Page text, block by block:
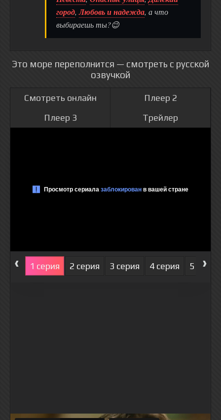
город,Любовь и надежда, а что
выбираешь ты?😉
Это море переполнится — смотреть с русской
озвучкой
Смотреть онлайн
Плеер 2
Плеер 3
Трейлер
‹ 1 серия 2 серия 3 серия 4 серия 5 серия
›